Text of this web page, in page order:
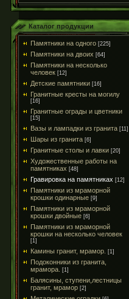
Каталог продукции
Памятники на одного [225]
Памятники на двоих [64]
Памятники на несколько
человек [12]
Детские памятники [16]
Гранитные кресты на могилу
[16]
Гранитные ограды и цветники
[15]
Вазы и лампадки из гранита [11]
Шары из гранита [6]
Гранитные столы и лавки [20]
Художественные работы на
памятниках [48]
Гравировка на памятниках [12]
Памятники из мраморной
крошки одинарные [9]
Памятники из мраморной
крошки двойные [6]
Памятники из мраморной
крошки на несколько человек
[1]
Камины гранит, мрамор. [1]
Подоконники из гранита,
мрамора. [1]
Балясины, ступени,лестницы
гранит, мрамор [2]